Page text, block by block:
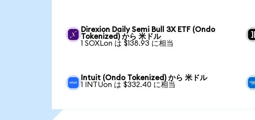
Direxion Daily Semi Bull 3X ETF (Ondo
Tokenized) から 米ドル
1 SOXLon は $138.93 に相当
Intuit (Ondo Tokenized) から 米ドル
1 INTUon は $332.40 に相当